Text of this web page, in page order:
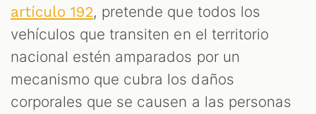
artículo 192, pretende que todos los
vehículos que transiten en el territorio
nacional estén amparados por un
mecanismo que cubra los daños
corporales que se causen a las personas